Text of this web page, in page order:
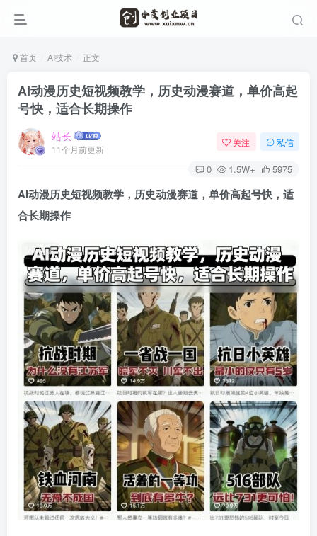
首页 AI技术 正文
AI动漫历史短视频教学，历史动漫赛道，单价高起
号快，适合长期操作
站长
11个月前更新
关注 私信
0 1.5W+ 5975
AI动漫历史短视频教学 ，历史动漫赛道，单价高起号快，适
合长期操作